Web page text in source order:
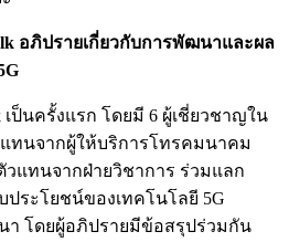
อภิปรายเกี่ยวกับการพัฒนาและผล
เป็นครั้งแรก โดยมี 6 ผู้เชี่ยวชาญใน
ทนจากผู้ให้บริการโทรคมนาคม
แทนจากฝ่ายวิชาการ ร่วมแลก
ประโยชน์ของเทคโนโลยี 5G
า โดยผู้อภิปรายมีข้อสรุปร่วมกัน